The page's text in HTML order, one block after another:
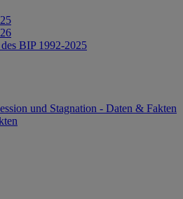
BIP 1992-2025
und Stagnation - Daten & Fakten